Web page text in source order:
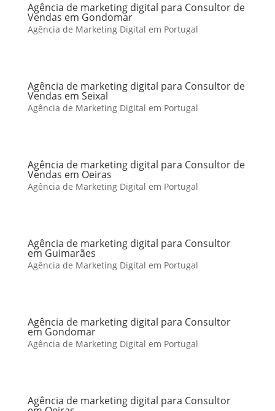
Agência de marketing digital para Consultor de
Vendas em Gondomar
Agência de Marketing Digital em Portugal
Agência de marketing digital para Consultor de
Vendas em Seixal
Agência de Marketing Digital em Portugal
Agência de marketing digital para Consultor de
Vendas em Oeiras
Agência de Marketing Digital em Portugal
Agência de marketing digital para Consultor
em Guimarães
Agência de Marketing Digital em Portugal
Agência de marketing digital para Consultor
em Gondomar
Agência de Marketing Digital em Portugal
Agência de marketing digital para Consultor